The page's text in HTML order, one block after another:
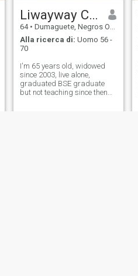
Liwayway Carias
64 • Dumaguete, Negros Oriental, Filippine
Alla ricerca di: Uomo 56 -
70
I'm 65 years old, widowed
since 2003, live alone,
graduated BSE graduate
but not teaching since then